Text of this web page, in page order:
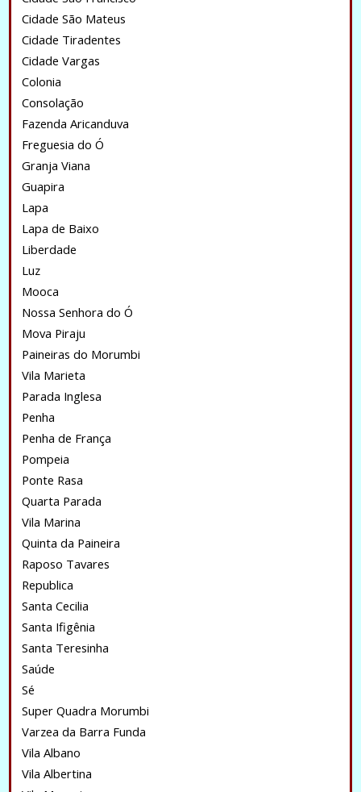
Cidade São Mateus
Cidade Tiradentes
Cidade Vargas
Colonia
Consolação
Fazenda Aricanduva
Freguesia do Ó
Granja Viana
Guapira
Lapa
Lapa de Baixo
Liberdade
Luz
Mooca
Nossa Senhora do Ó
Mova Piraju
Paineiras do Morumbi
Vila Marieta
Parada Inglesa
Penha
Penha de França
Pompeia
Ponte Rasa
Quarta Parada
Vila Marina
Quinta da Paineira
Raposo Tavares
Republica
Santa Cecilia
Santa Ifigênia
Santa Teresinha
Saúde
Sé
Super Quadra Morumbi
Varzea da Barra Funda
Vila Albano
Vila Albertina